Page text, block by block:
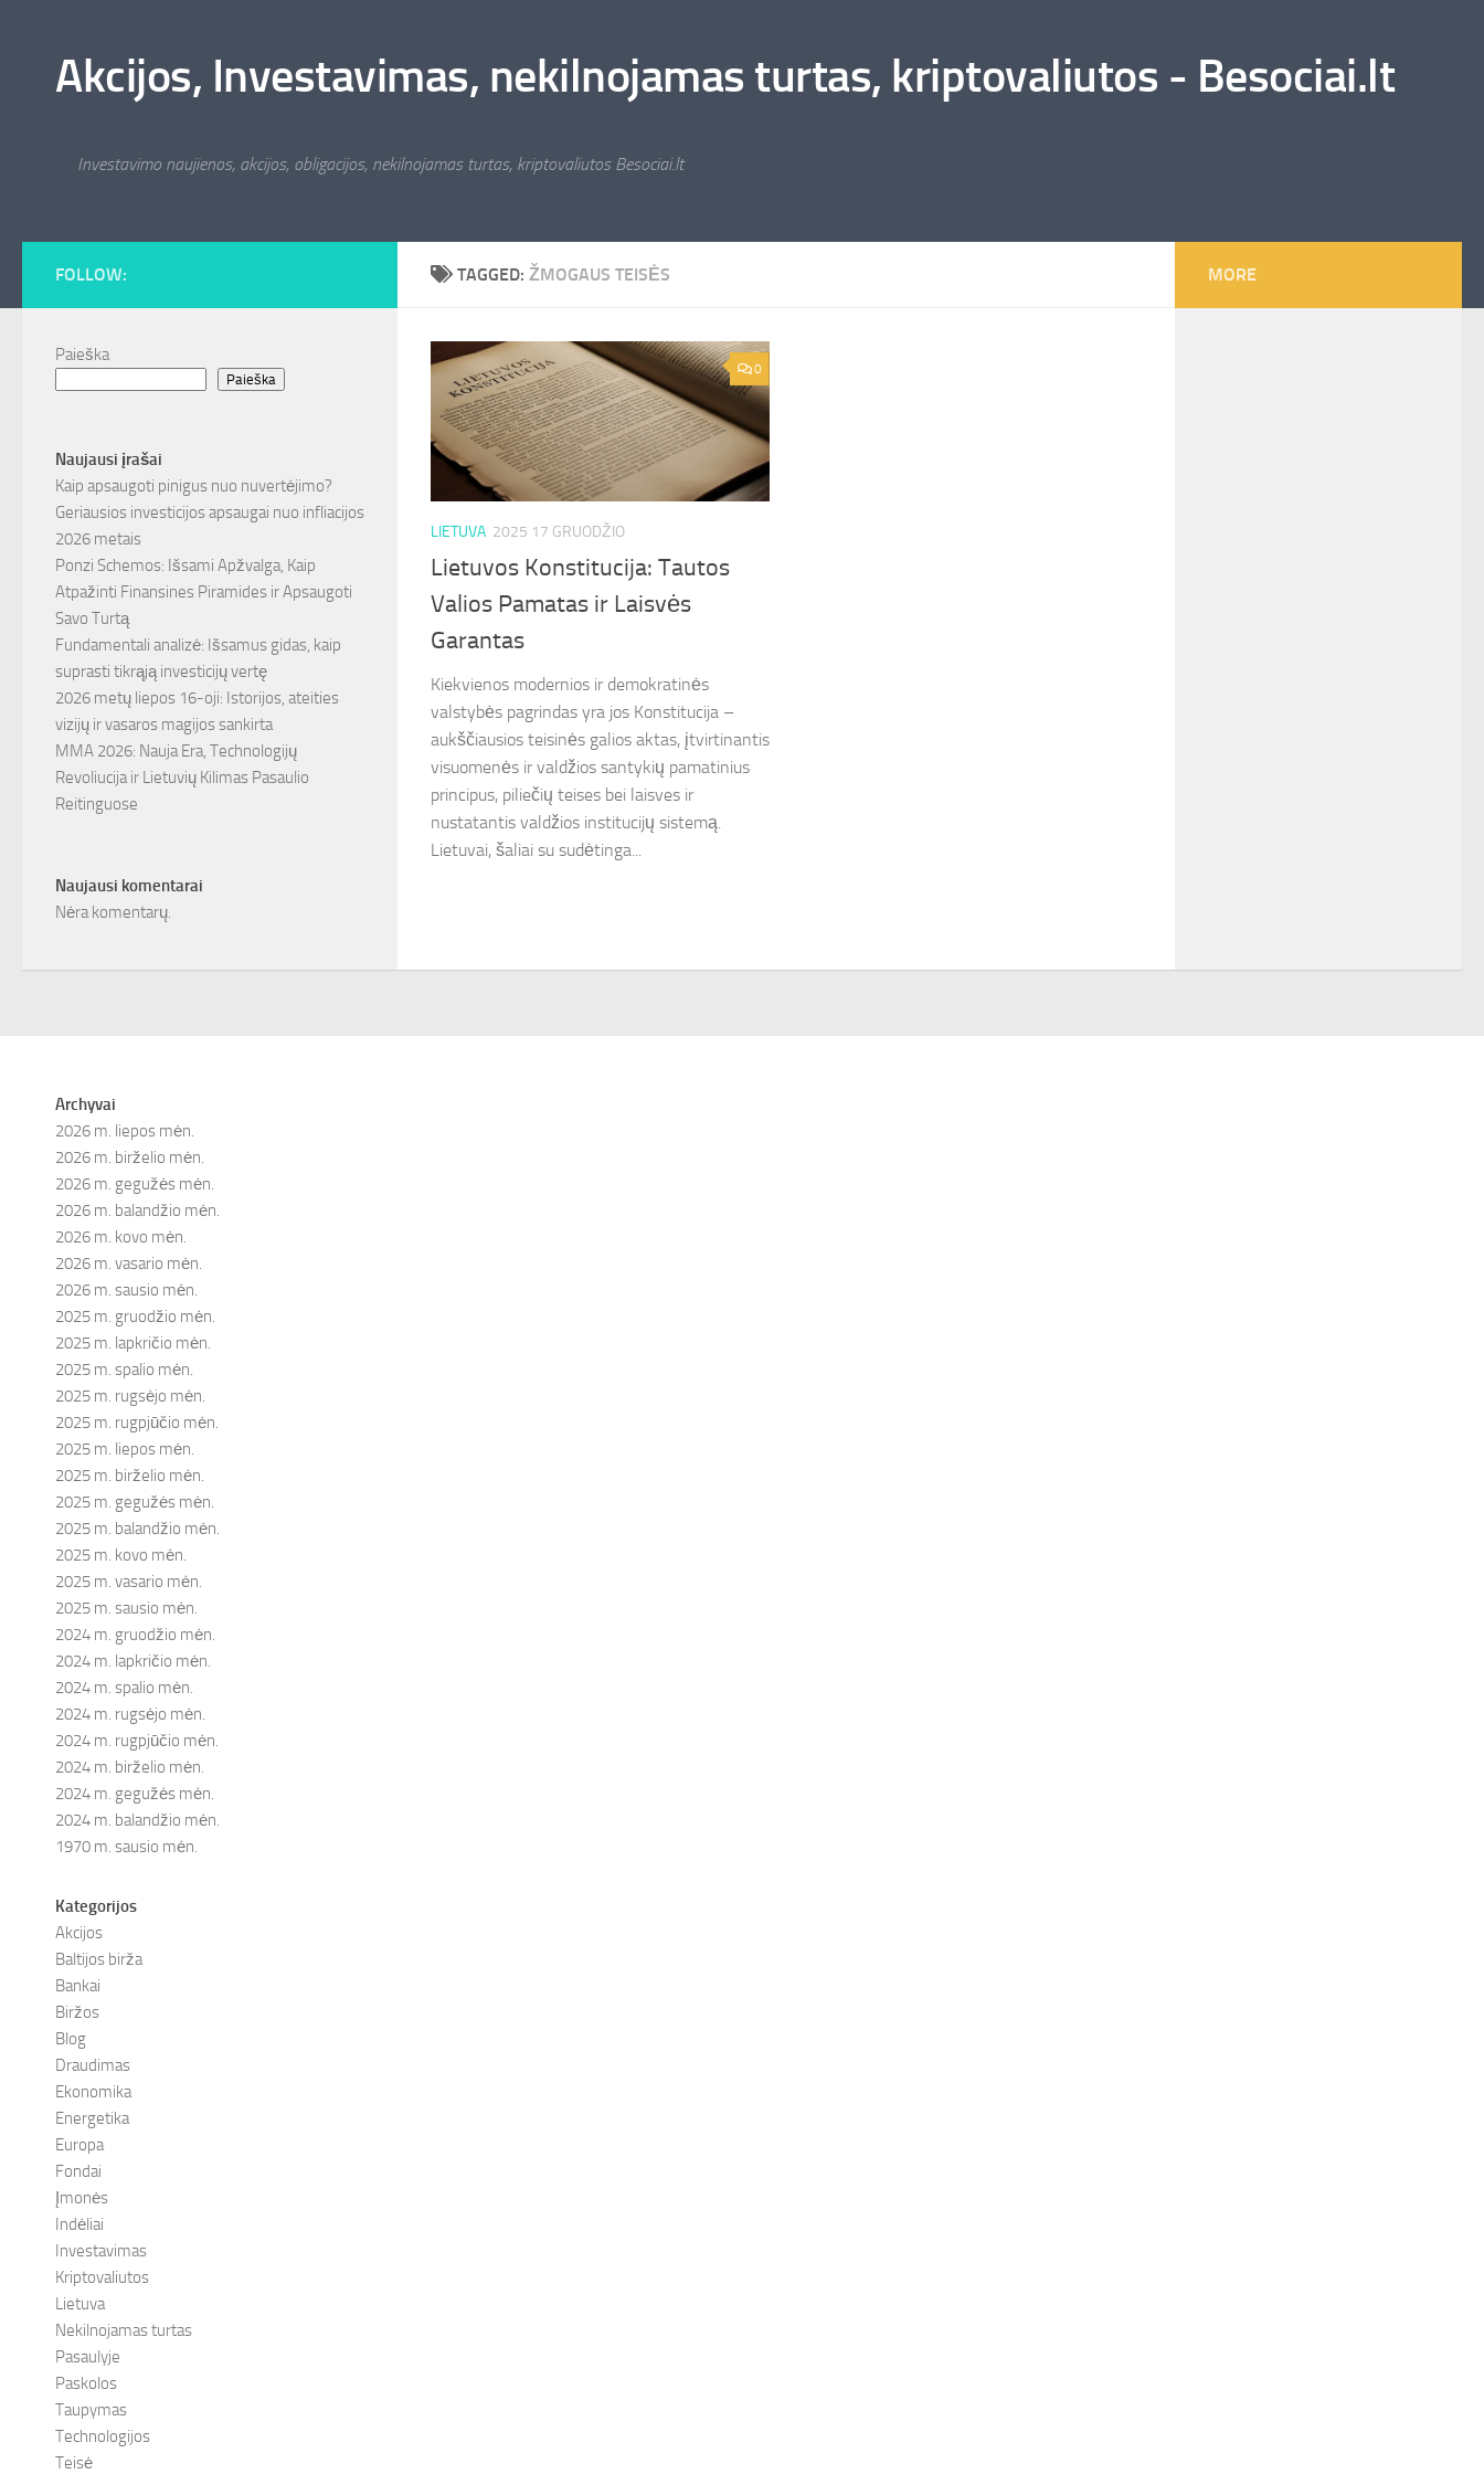
Akcijos, Investavimas, nekilnojamas turtas, kriptovaliutos - Besociai.lt
Investavimo naujienos, akcijos, obligacijos, nekilnojamas turtas, kriptovaliutos Besociai.lt
TAGGED: ŽMOGAUS TEISĖS
0
LIETUVA 2025 17 GRUODŽIO
Lietuvos Konstitucija: Tautos
Valios Pamatas ir Laisvės
Garantas
Kiekvienos modernios ir demokratinės
valstybės pagrindas yra jos Konstitucija –
aukščiausios teisinės galios aktas, įtvirtinantis
visuomenės ir valdžios santykių pamatinius
principus, piliečių teises bei laisves ir
nustatantis valdžios institucijų sistemą.
Lietuvai, šaliai su sudėtinga...
FOLLOW:
Paieška
Paieška
Naujausi įrašai
Kaip apsaugoti pinigus nuo nuvertėjimo?
Geriausios investicijos apsaugai nuo infliacijos
2026 metais
Ponzi Schemos: Išsami Apžvalga, Kaip
Atpažinti Finansines Piramides ir Apsaugoti
Savo Turtą
Fundamentali analizė: Išsamus gidas, kaip
suprasti tikrąją investicijų vertę
2026 metų liepos 16-oji: Istorijos, ateities
vizijų ir vasaros magijos sankirta
MMA 2026: Nauja Era, Technologijų
Revoliucija ir Lietuvių Kilimas Pasaulio
Reitinguose
Naujausi komentarai
Nėra komentarų.
MORE
Archyvai
2026 m. liepos mėn.
2026 m. birželio mėn.
2026 m. gegužės mėn.
2026 m. balandžio mėn.
2026 m. kovo mėn.
2026 m. vasario mėn.
2026 m. sausio mėn.
2025 m. gruodžio mėn.
2025 m. lapkričio mėn.
2025 m. spalio mėn.
2025 m. rugsėjo mėn.
2025 m. rugpjūčio mėn.
2025 m. liepos mėn.
2025 m. birželio mėn.
2025 m. gegužės mėn.
2025 m. balandžio mėn.
2025 m. kovo mėn.
2025 m. vasario mėn.
2025 m. sausio mėn.
2024 m. gruodžio mėn.
2024 m. lapkričio mėn.
2024 m. spalio mėn.
2024 m. rugsėjo mėn.
2024 m. rugpjūčio mėn.
2024 m. birželio mėn.
2024 m. gegužės mėn.
2024 m. balandžio mėn.
1970 m. sausio mėn.
Kategorijos
Akcijos
Baltijos birža
Bankai
Biržos
Blog
Draudimas
Ekonomika
Energetika
Europa
Fondai
Įmonės
Indėliai
Investavimas
Kriptovaliutos
Lietuva
Nekilnojamas turtas
Pasaulyje
Paskolos
Taupymas
Technologijos
Teisė